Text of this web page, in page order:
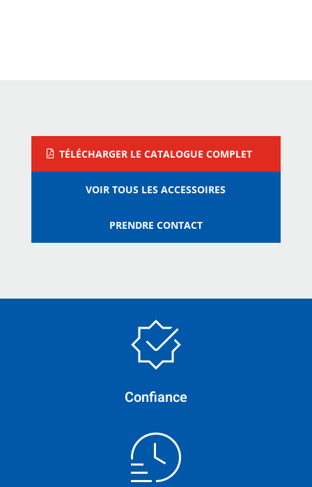
TÉLÉCHARGER LE CATALOGUE COMPLET
VOIR TOUS LES ACCESSOIRES
PRENDRE CONTACT
Confiance